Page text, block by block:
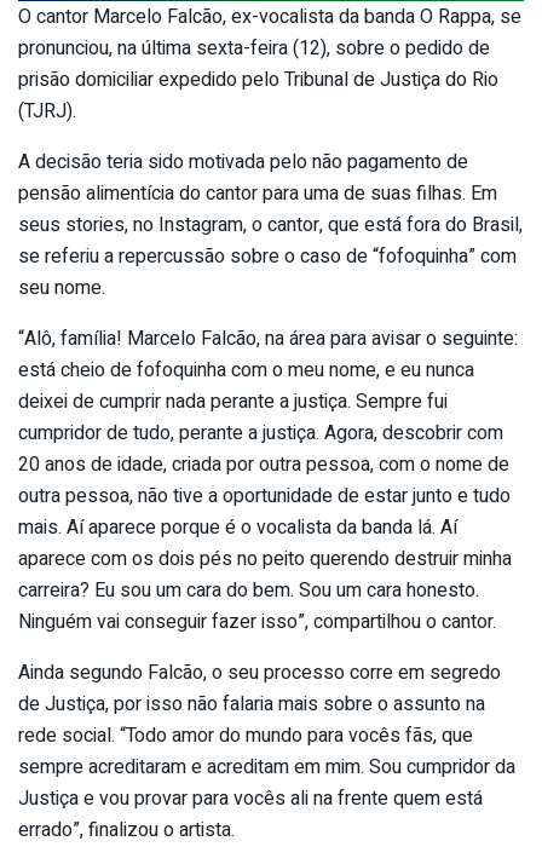
O cantor Marcelo Falcão, ex-vocalista da banda O Rappa, se
pronunciou, na última sexta-feira (12), sobre o pedido de
prisão domiciliar expedido pelo Tribunal de Justiça do Rio
(TJRJ).
A decisão teria sido motivada pelo não pagamento de
pensão alimentícia do cantor para uma de suas filhas. Em
seus stories, no Instagram, o cantor, que está fora do Brasil,
se referiu a repercussão sobre o caso de “fofoquinha” com
seu nome.
“Alô, família! Marcelo Falcão, na área para avisar o seguinte:
está cheio de fofoquinha com o meu nome, e eu nunca
deixei de cumprir nada perante a justiça. Sempre fui
cumpridor de tudo, perante a justiça. Agora, descobrir com
20 anos de idade, criada por outra pessoa, com o nome de
outra pessoa, não tive a oportunidade de estar junto e tudo
mais. Aí aparece porque é o vocalista da banda lá. Aí
aparece com os dois pés no peito querendo destruir minha
carreira? Eu sou um cara do bem. Sou um cara honesto.
Ninguém vai conseguir fazer isso”, compartilhou o cantor.
Ainda segundo Falcão, o seu processo corre em segredo
de Justiça, por isso não falaria mais sobre o assunto na
rede social. “Todo amor do mundo para vocês fãs, que
sempre acreditaram e acreditam em mim. Sou cumpridor da
Justiça e vou provar para vocês ali na frente quem está
errado”, finalizou o artista.